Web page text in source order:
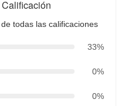
todas las calificaciones
33%
0%
0%